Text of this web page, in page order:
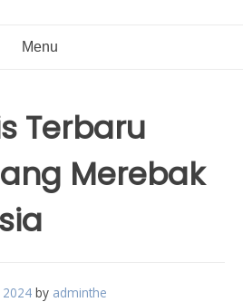
Menu
Terbaru
Merebak
by adminthe